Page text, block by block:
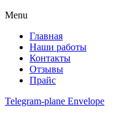
Menu
Главная
Наши работы
Контакты
Отзывы
Прайс
Telegram-plane Envelope